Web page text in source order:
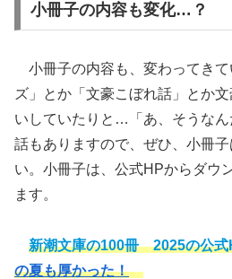
小冊子の内容も変化…？
小冊子の内容も、変わってきて
ズ」とか「文豪こぼれ話」とか
いしていたりと…「あ、そうな
話もありますので、ぜひ、小冊
い。小冊子は、公式HPからダウ
ます。
新潮文庫の100冊 2025の
の夏も厚かった！